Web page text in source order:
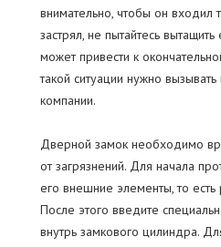
внимательно, чтобы он входил
застрял, не пытайтесь
может привести к
такой ситуации нужно
компании.
Дверной замок необходимо
от загрязнений. Для начала
его внешние элементы, то
После этого введите
внутрь замкового цилиндра.